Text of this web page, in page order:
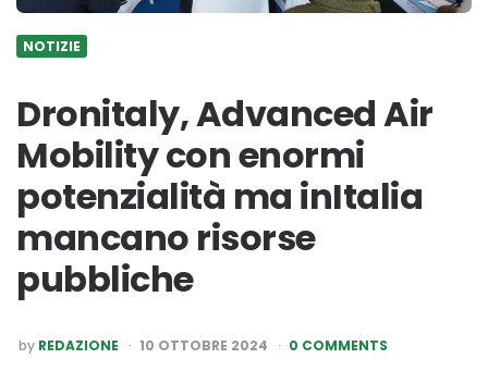
NOTIZIE
Dronitaly, Advanced Air
Mobility con enormi
potenzialità ma inItalia
mancano risorse
pubbliche
POSTED
BY
by REDAZIONE 10 OTTOBRE 2024 0 COMMENTS